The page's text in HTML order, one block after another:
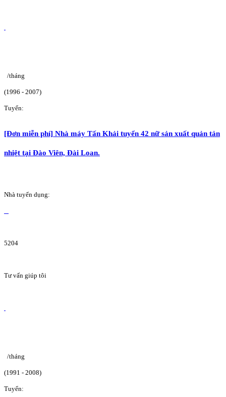
/tháng
(1996 - 2007)
Tuyển:
[Đơn miễn phí] Nhà máy Tấn Khải tuyển 42 nữ sản xuất quản tản
nhiệt tại Đào Viên, Đài Loan.
Nhà tuyển dụng:
5204
Tư vấn giúp tôi
/tháng
(1991 - 2008)
Tuyển: